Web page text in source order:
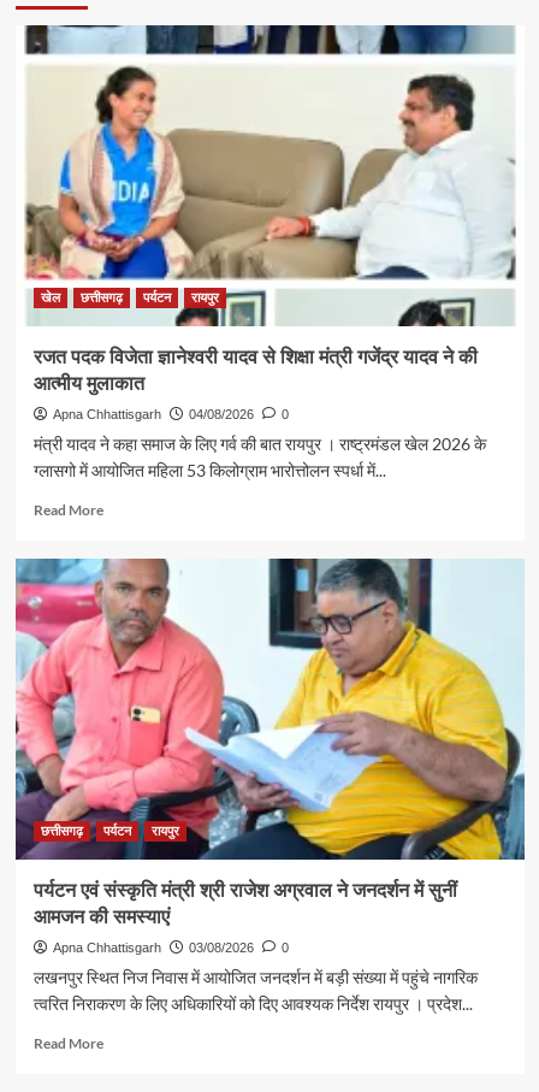
खेल छत्तीसगढ़ पर्यटन रायपुर
रजत पदक विजेता ज्ञानेश्वरी यादव से शिक्षा मंत्री गजेंद्र यादव ने की
आत्मीय मुलाकात
Apna Chhattisgarh 04/08/2026 0
मंत्री यादव ने कहा समाज के लिए गर्व की बात रायपुर । राष्ट्रमंडल खेल 2026 के
ग्लासगो में आयोजित महिला 53 किलोग्राम भारोत्तोलन स्पर्धा में...
Read MoreRead
रजत
पदक
विजेता
ज्ञानेश्वरी
यादव
मंत्री
गजेंद्र
यादव
ने
की
छत्तीसगढ़ पर्यटन रायपुर
पर्यटन एवं संस्कृति मंत्री श्री राजेश अग्रवाल ने जनदर्शन में सुनीं
आमजन की समस्याएं
Apna Chhattisgarh 03/08/2026 0
लखनपुर स्थित निज निवास में आयोजित जनदर्शन में बड़ी संख्या में पहुंचे नागरिक
त्वरित निराकरण के लिए अधिकारियों को दिए आवश्यक निर्देश रायपुर । प्रदेश...
Read MoreRead